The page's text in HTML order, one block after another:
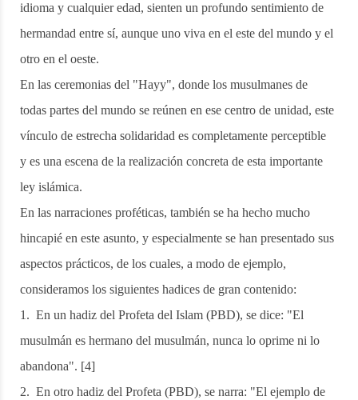
idioma y cualquier edad, sienten un profundo sentimiento de
hermandad entre sí, aunque uno viva en el este del mundo y el
otro en el oeste.
En las ceremonias del "Hayy", donde los musulmanes de
todas partes del mundo se reúnen en ese centro de unidad, este
vínculo de estrecha solidaridad es completamente perceptible
y es una escena de la realización concreta de esta importante
ley islámica.
En las narraciones proféticas, también se ha hecho mucho
hincapié en este asunto, y especialmente se han presentado sus
aspectos prácticos, de los cuales, a modo de ejemplo,
consideramos los siguientes hadices de gran contenido:
1. En un hadiz del Profeta del Islam (PBD), se dice: "El
musulmán es hermano del musulmán, nunca lo oprime ni lo
abandona". [4]
2. En otro hadiz del Profeta (PBD), se narra: "El ejemplo de